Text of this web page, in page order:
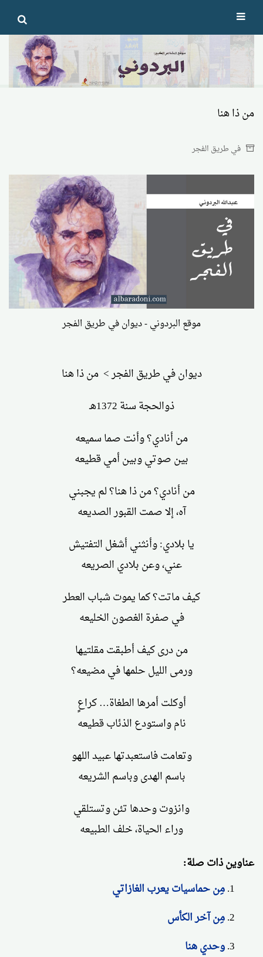
Skip
to
content
من ذا هنا
في طريق الفجر
موقع البردوني - ديوان في طريق الفجر
ديوان في طريق الفجر > من ذا هنا
ذوالحجة سنة 1372هـ
من أنادي؟ وأنت صما سميعه
بين صوتي وبين أمي قطيعه
من أنادي؟ من ذا هنا؟ لم يجبني
آه، إلا صمت القبور الصديعه
يا بلادي: وأنثني أشغل التفتيش
عني، وعن بلادي الصريعه
كيف ماتت؟ كما يموت شباب العطر
في صفرة الغصون الخليعه
من درى كيف أطبقت مقلتيها
ورمى الليل حلمها في مضيعه؟
أوكلت أمرها الطغاة… كراعٍ
نام واستودع الذئاب قطيعه
وتعامت فاستعبدتها عبيد اللهو
باسم الهدى وباسم الشريعه
وانزوت وحدها تئن وتستلقي
وراء الحياة، خلف الطبيعه
عناوين ذات صلة:
مِن حماسيات يعرب الغازاتي
مِن آخر الكأس
وحدي هنا